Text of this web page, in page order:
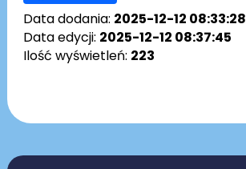
Data dodania: 2025-12-12 08:33:28
Data edycji: 2025-12-12 08:37:45
Ilość wyświetleń: 223